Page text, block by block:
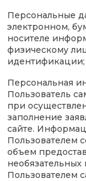
Персональные
электронном,
носителе
физическому
идентификации;
Персональная
Пользователь
при
заполнение
сайте.
Пользователем
объем
Пользователем